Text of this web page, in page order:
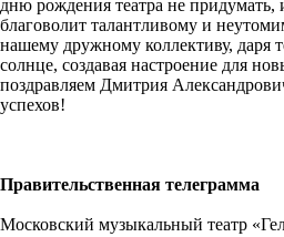
дню рождения театра не придумать,
благоволит талантливому и
нашему дружному коллективу, даря
солнце, создавая настроение для
поздравляем Дмитрия
успехов!
Правительственная телеграмма
Московский музыкальный театр